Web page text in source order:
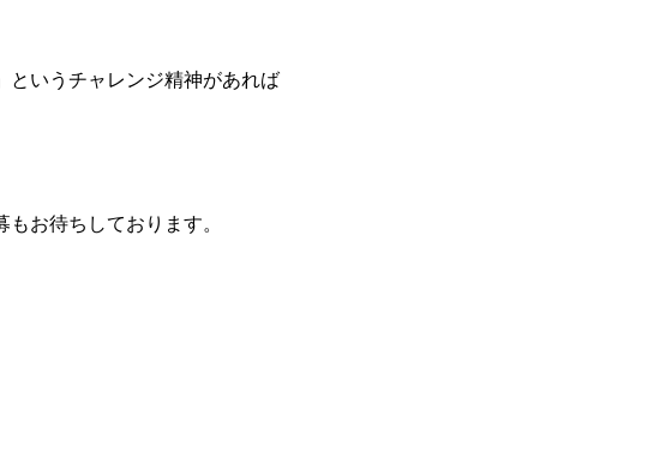
というチャレンジ精神があれば
お待ちしております。